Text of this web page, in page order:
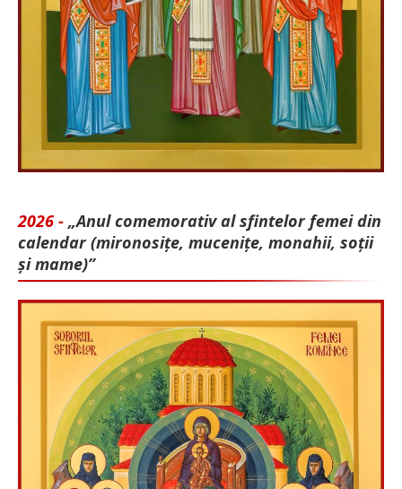
2026 - „Anul comemorativ al sfintelor femei din
calendar (mironosițe, mu­cenițe, monahii, soții
și mame)”